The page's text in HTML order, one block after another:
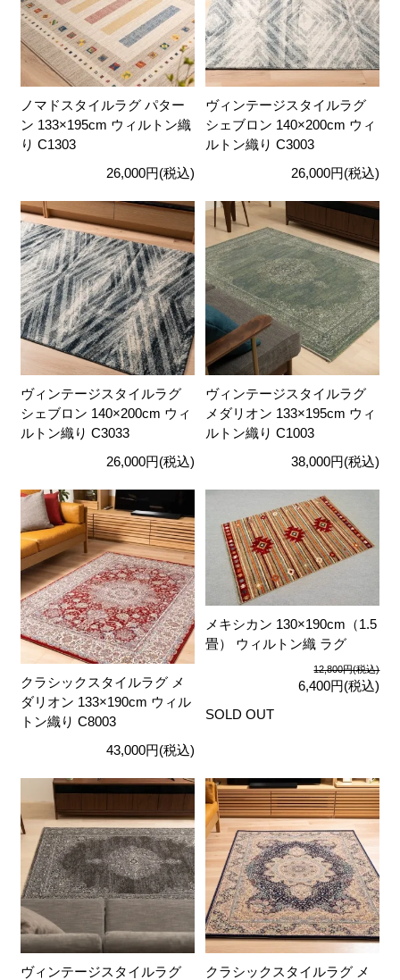
ノマドスタイルラグ パター
ン 133×195cm ウィルトン織
り C1303
26,000円(税込)
ヴィンテージスタイルラグ
シェブロン 140×200cm ウィ
ルトン織り C3003
26,000円(税込)
ヴィンテージスタイルラグ
シェブロン 140×200cm ウィ
ルトン織り C3033
26,000円(税込)
ヴィンテージスタイルラグ
メダリオン 133×195cm ウィ
ルトン織り C1003
38,000円(税込)
クラシックスタイルラグ メ
ダリオン 133×190cm ウィル
トン織り C8003
43,000円(税込)
メキシカン 130×190cm（1.5
畳） ウィルトン織 ラグ
12,800円(税込)
6,400円(税込)
SOLD OUT
ヴィンテージスタイルラグ クラシックスタイルラグ メ